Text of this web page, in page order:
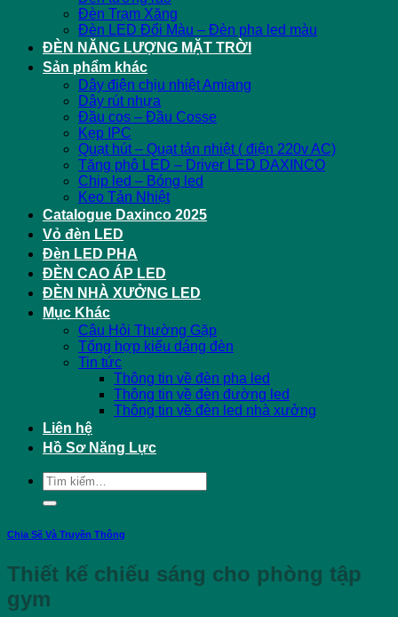
Đèn Trạm Xăng
Đèn LED Đổi Màu – Đèn pha led màu
ĐÈN NĂNG LƯỢNG MẶT TRỜI
Sản phẩm khác
Dây điện chịu nhiệt Amiang
Dây rút nhựa
Đầu cos – Đầu Cosse
Kẹp IPC
Quạt hút – Quạt tản nhiệt ( điện 220v AC)
Tăng phô LED – Driver LED DAXINCO
Chip led – Bóng led
Keo Tản Nhiệt
Catalogue Daxinco 2025
Vỏ đèn LED
Đèn LED PHA
ĐÈN CAO ÁP LED
ĐÈN NHÀ XƯỞNG LED
Mục Khác
Câu Hỏi Thường Gặp
Tổng hợp kiểu dáng đèn
Tin tức
Thông tin về đèn pha led
Thông tin về đèn đường led
Thông tin về đèn led nhà xưởng
Liên hệ
Hồ Sơ Năng Lực
Tìm
kiếm:
Chia Sẽ Và Truyền Thông
Thiết kế chiếu sáng cho phòng tập
gym